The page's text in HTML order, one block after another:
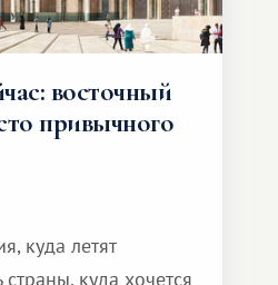
восточный
привычного
куда летят
куда хочется